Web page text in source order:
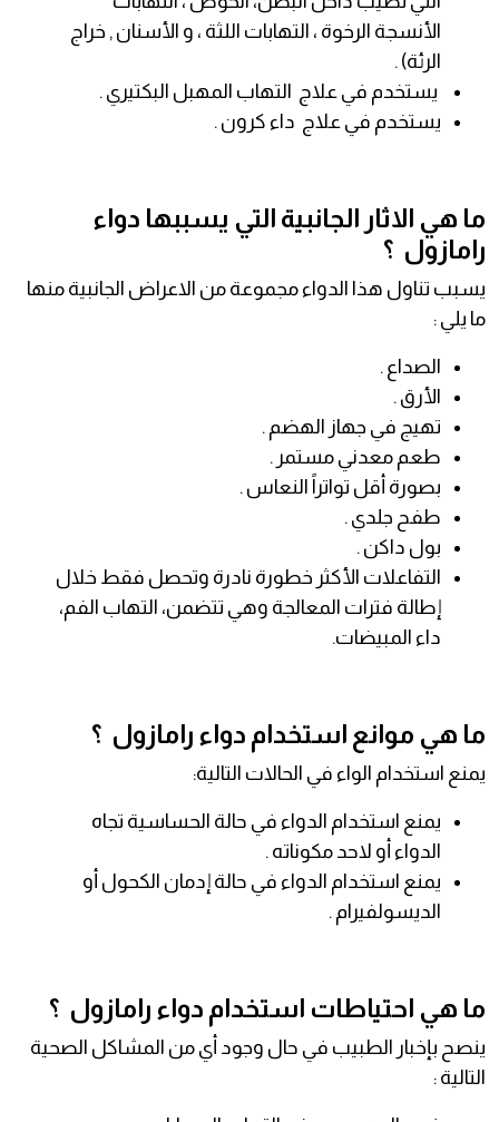
الأنسجة الرخوة ، التهابات اللثة ، و الأسنان , خراج
الرئة) .
يستخدم في علاج التهاب المهبل البكتيري .
يستخدم في علاج داء كرون .
ما هي الاثار الجانبية التي يسببها دواء
رامازول ؟
يسبب تناول هذا الدواء مجموعة من الاعراض الجانبية منها
ما يلي :
الصداع .
الأرق .
تهيج في جهاز الهضم .
طعم معدني مستمر .
بصورة أقل تواتراً النعاس .
طفح جلدي .
بول داكن .
التفاعلات الأكثر خطورة نادرة وتحصل فقط خلال
إطالة فترات المعالجة وهي تتضمن، التهاب الفم،
داء المبيضات.
ما هي موانع استخدام دواء رامازول ؟
يمنع استخدام الواء في الحالات التالية:
يمنع استخدام الدواء في حالة الحساسية تجاه
الدواء أو لاحد مكوناته .
يمنع استخدام الدواء في حالة إدمان الكحول أو
الديسولفيرام .
ما هي احتياطات استخدام دواء رامازول ؟
ينصح بإخبار الطبيب في حال وجود أي من المشاكل الصحية
التالية :